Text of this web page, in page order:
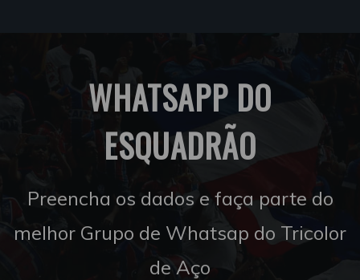
WHATSAPP DO
ESQUADRÃO
Preencha os dados e faça parte do
melhor Grupo de Whatsap do Tricolor
de Aço